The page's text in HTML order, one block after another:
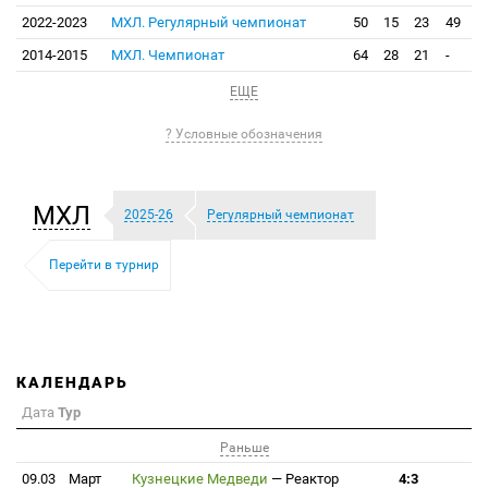
2022-2023
МХЛ. Регулярный чемпионат 50 15 23
49
2014-2015
МХЛ. Чемпионат 64 28 21 -
ЕЩЕ
? Условные обозначения
МХЛ 2025-26 Регулярный чемпионат
Перейти в турнир
КАЛЕНДАРЬ
Дата Тур
Раньше
09.03 Март Кузнецкие Медведи — Реактор
4:3